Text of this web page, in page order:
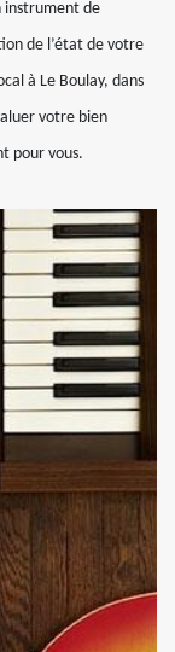
instrument de
de l’état de votre
à Le Boulay, dans
votre bien
pour vous.